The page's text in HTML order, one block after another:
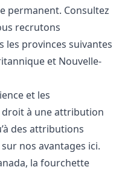
permanent. Consultez
recrutons
les provinces suivantes
et Nouvelle-
et les
droit à une attribution
des attributions
nos avantages ici.
la fourchette